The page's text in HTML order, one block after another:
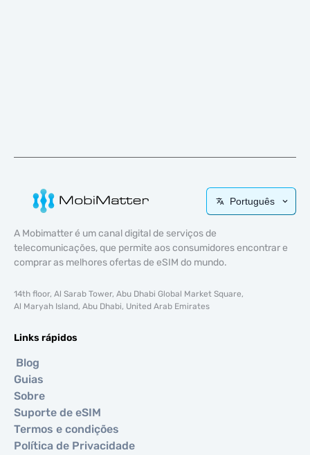
Português
A Mobimatter é um canal digital de serviços de
telecomunicações, que permite aos consumidores encontrar e
comprar as melhores ofertas de eSIM do mundo.
14th floor, Al Sarab Tower, Abu Dhabi Global Market Square,
Al Maryah Island, Abu Dhabi, United Arab Emirates
Links rápidos
Blog
Guias
Sobre
Suporte de eSIM
Termos e condições
Política de Privacidade